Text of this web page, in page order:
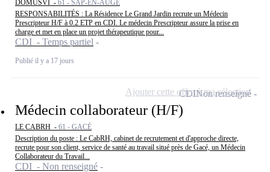
DOMUSVI - 61 - SAP-EN-AUGE
RESPONSABILITÉS : La Résidence Le Grand Jardin recrute un Médecin
Prescripteur H/F à 0.2 ETP en CDI. Le médecin Prescripteur assure la prise en
charge et met en place un projet thérapeutique pour...
CDI - Temps partiel
Publié il y a 17 jours
Médecin collaborateur (H/F)
LE CABRH - 61 - GACÉ
Description du poste : Le CabRH, cabinet de recrutement et d'approche directe,
recrute pour son client, service de santé au travail situé près de Gacé, un Médecin
Collaborateur du Travail...
CDI - Non renseigné
CDINon renseigné
Ajouter cette offre à ma sélection